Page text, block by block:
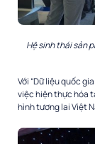
Hệ sinh thái sản
Với “Dữ liệu quốc
việc hiện thực hóa
hình tương lai Việt